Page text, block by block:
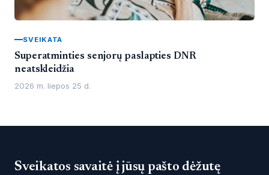
SVEIKATA
Superatminties senjorų paslapties DNR
neatskleidžia
2026 m. liepos 25 d.
Sveikatos savaitė į jūsų pašto dėžutę